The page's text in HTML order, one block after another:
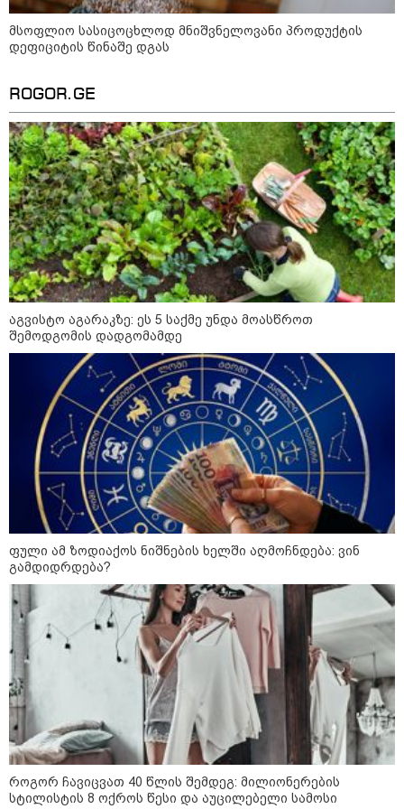
12:34 / 08-08-2026
რას აცხადებს ირაკლი კობახიძე
ელექტროენერგიის რამდენჯერმე
გათიშვასთან დაკავშირებით?
16:33 / 08-08-2026
"გიორგი ბარამიძემ რაღაც
არასწორად ჩამოაყალიბა,
მაგრამ ნამდვილად არ
ეკუთვნის წიხლი ივანიშვილის
ღალატზე დაფუძნებული
დიქტატურის მსახურებისგან" -
მიხეილ სააკაშვილი
16:22 / 08-08-2026
"აი, ეს არის სამშობლოს
ღალატი" - როგორ ეხმაურება
ნიკა გვარამია აგვისტოს ომთან
დაკავშირებით ირაკლი
კობახიძის განცხადებას?
"2008 წლის ომი თუ არ
იქნებოდა, დიდი ალბათობით,
არც უკრაინის ომი იქნებოდა" -
შალვა პაპუაშვილი
12:18 / 08-08-2026
"რუსეთმა განახორციელა
საქართველოს ტერიტორიების
20%-ის ოკუპაცია და
სააკაშვილის, მისი რეჟიმის
ღალატი ვერანაირად ვერ
გადაფარავს ამ დანაშაულს" -
მსოფლიო სასიცოცხლოდ მნიშვნელოვანი პროდუქტის
დეფიციტის წინაშე დგას
ROGOR.GE
აგვისტო აგარაკზე: ეს 5 საქმე უნდა მოასწროთ
შემოდგომის დადგომამდე
ფული ამ ზოდიაქოს ნიშნების ხელში აღმოჩნდება: ვინ
გამდიდრდება?
როგორ ჩავიცვათ 40 წლის შემდეგ: მილიონერების
სტილისტის 8 ოქროს წესი და აუცილებელი სამოსი